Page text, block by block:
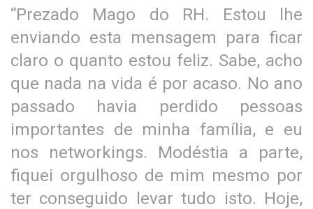
“Prezado Mago do RH. Estou lhe
enviando esta mensagem para ficar
claro o quanto estou feliz. Sabe, acho
que nada na vida é por acaso. No ano
passado havia perdido pessoas
importantes de minha família, e eu
nos networkings. Modéstia a parte,
fiquei orgulhoso de mim mesmo por
ter conseguido levar tudo isto. Hoje,